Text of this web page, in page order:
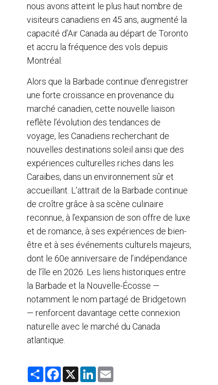
nous avons atteint le plus haut nombre de
visiteurs canadiens en 45 ans, augmenté la
capacité d’Air Canada au départ de Toronto
et accru la fréquence des vols depuis
Montréal.
Alors que la Barbade continue d’enregistrer
une forte croissance en provenance du
marché canadien, cette nouvelle liaison
reflète l’évolution des tendances de
voyage, les Canadiens recherchant de
nouvelles destinations soleil ainsi que des
expériences culturelles riches dans les
Caraïbes, dans un environnement sûr et
accueillant. L’attrait de la Barbade continue
de croître grâce à sa scène culinaire
reconnue, à l’expansion de son offre de luxe
et de romance, à ses expériences de bien-
être et à ses événements culturels majeurs,
dont le 60e anniversaire de l’indépendance
de l’île en 2026. Les liens historiques entre
la Barbade et la Nouvelle-Écosse —
notamment le nom partagé de Bridgetown
— renforcent davantage cette connexion
naturelle avec le marché du Canada
atlantique.
S
F
X
L